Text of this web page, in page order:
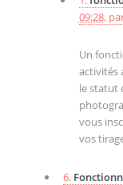
09:28,
Un
activités
le statut
vous
vos
6.